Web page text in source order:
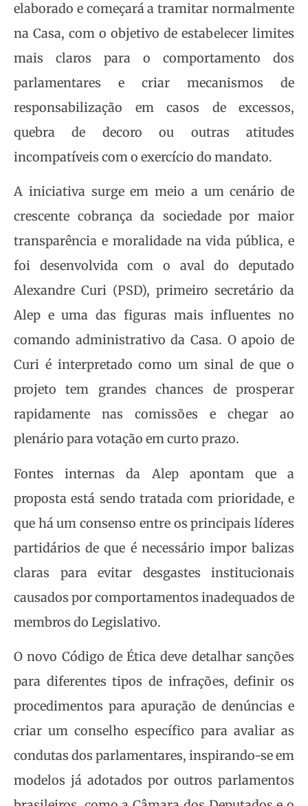
elaborado e começará a tramitar normalmente
na Casa, com o objetivo de estabelecer limites
mais claros para o comportamento dos
parlamentares e criar mecanismos de
responsabilização em casos de excessos,
quebra de decoro ou outras atitudes
incompatíveis com o exercício do mandato.
A iniciativa surge em meio a um cenário de
crescente cobrança da sociedade por maior
transparência e moralidade na vida pública, e
foi desenvolvida com o aval do deputado
Alexandre Curi (PSD), primeiro secretário da
Alep e uma das figuras mais influentes no
comando administrativo da Casa. O apoio de
Curi é interpretado como um sinal de que o
projeto tem grandes chances de prosperar
rapidamente nas comissões e chegar ao
plenário para votação em curto prazo.
Fontes internas da Alep apontam que a
proposta está sendo tratada com prioridade, e
que há um consenso entre os principais líderes
partidários de que é necessário impor balizas
claras para evitar desgastes institucionais
causados por comportamentos inadequados de
membros do Legislativo.
O novo Código de Ética deve detalhar sanções
para diferentes tipos de infrações, definir os
procedimentos para apuração de denúncias e
criar um conselho específico para avaliar as
condutas dos parlamentares, inspirando-se em
modelos já adotados por outros parlamentos